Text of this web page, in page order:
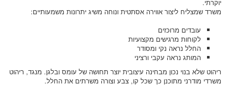
יוקרתי.
משרד שמצליח ליצור אווירה אסתטית ונוחה משיג יתרונות משמעותיים:
עובדים מרוכזים
לקוחות מרגישים מקצועיות
החלל נראה נקי ומסודר
המותג נראה עקבי ורציני
ריהוט שלא בנוי נכון מבחינה עיצובית יוצר תחושה של עומס ובלגן. מנגד, ריהוט
משרדי מודרני מתוכנן כך שכל קו, צבע וצורה משרתים את החלל.